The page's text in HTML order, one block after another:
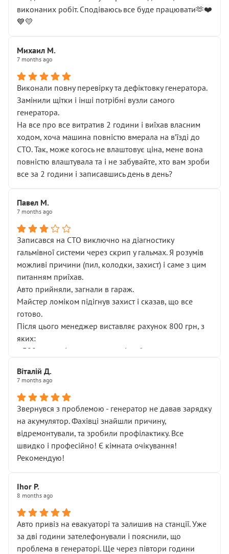
виконаних робіт. Сподіваюсь все буде працювати🫶❤️
💙💛
Михаил М.
7 months ago
Виконали повну перевірку та дефіктовку генератора.
Замінили щітки і інші потрібні вузли самого
генератора.
На все про все витратив 2 години і виїхав власним
ходом, хоча машина повністю вмерала на вʼїзді до
СТО. Так, може когось не влаштовує ціна, мене вона
повністю влаштувала та і не забувайте, хто вам зроби
все за 2 години і записавшись день в день?
Павел М.
7 months ago
Записався на СТО виключно на діагностику
гальмівної системи через скрип у гальмах. Я розумів
можливі причини (пил, колодки, захист) і саме з цим
питанням приїхав.
Авто прийняли, загнали в гараж.
Майстер ломіком підігнув захист і сказав, що все
готово.
Після цього менеджер виставляє рахунок 800 грн, з
яких:
• 300 грн — діагностика гальмівної системи
НЕ погоджував
послуга. Тим більше, я був поруч і жодної реальної
діагностики ходової не проводилось. Після
зауваження гроші за цю “послугу” повернули, що
лише підтвердило мою правоту.
Але головне — я виїжджаю з боксу, і скрип у гальмах
залишився таким самим, як і був. Тобто оплачена
Далі ситуація тільки погіршилась:
• сказали, що тепер “потрібно знімати колеса”
• що біля авто стояти вже не можна
• почали озвучувати купу додаткових робіт без
чіткого пояснення
( ну все зняли та доробили) дякую!
Віталій Д.
7 months ago
Звернувся з проблемою - генератор не давав зарядку
на акумулятор. Фахівці знайшли причину,
відремонтували, та зробили профілактику. Все
швидко і професійно! Є кімната очікування!
Рекомендую!
Ihor P.
8 months ago
Авто привіз на евакуаторі та залишив на станції. Уже
за дві години зателефонували і пояснили, що
проблема в генераторі. Ще через півтори години